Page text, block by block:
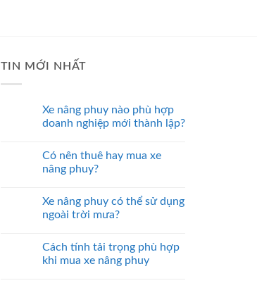
TIN MỚI NHẤT
Xe nâng phuy nào phù hợp
doanh nghiệp mới thành lập?
Có nên thuê hay mua xe
nâng phuy?
Xe nâng phuy có thể sử dụng
ngoài trời mưa?
Cách tính tải trọng phù hợp
khi mua xe nâng phuy